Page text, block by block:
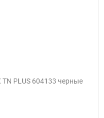
PLUS 604133 черные